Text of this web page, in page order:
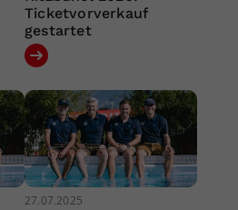
Ticketvorverkauf
gestartet
27.07.2025